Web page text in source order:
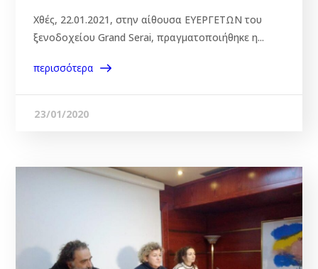
Χθές, 22.01.2021, στην αίθουσα ΕΥΕΡΓΕΤΩΝ του
ξενοδοχείου Grand Serai, πραγματοποιήθηκε η...
περισσότερα
23/01/2020